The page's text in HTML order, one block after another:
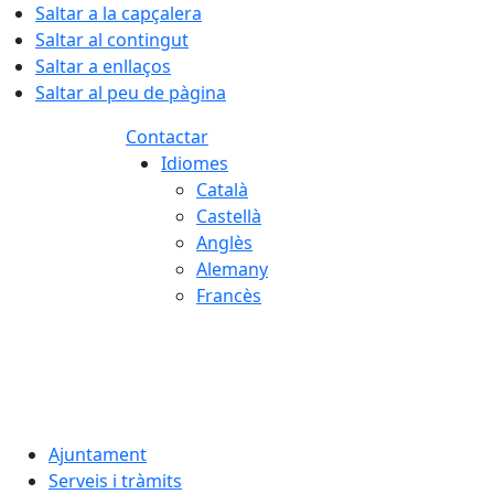
Saltar a la capçalera
Saltar al contingut
Saltar a enllaços
Saltar al peu de pàgina
Contactar
Idiomes
Català
Castellà
Anglès
Alemany
Francès
Ajuntament
Serveis i tràmits